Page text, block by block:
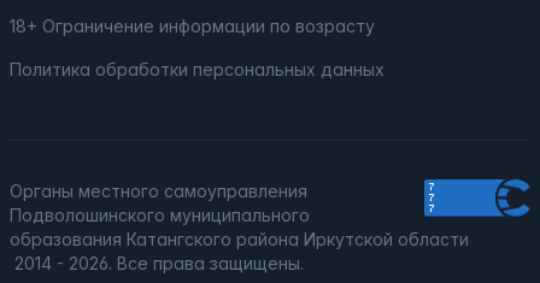
18+ Ограничение информации по возрасту
Политика обработки персональных данных
Органы местного самоуправления
Подволошинского муниципального
образования Катангского района Иркутской области
2014 - 2026. Все права защищены.